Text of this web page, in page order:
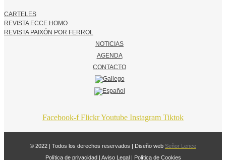
CARTELES
REVISTA ECCE HOMO
REVISTA PAIXÓN POR FERROL
NOTICIAS
AGENDA
CONTACTO
Facebook-f FlickrYoutube Instagram Tiktok
© 2022 | Todos los derechos reservados | Diseño web Señor Lence
Política de privacidad| Aviso Legal| Política de Cookies